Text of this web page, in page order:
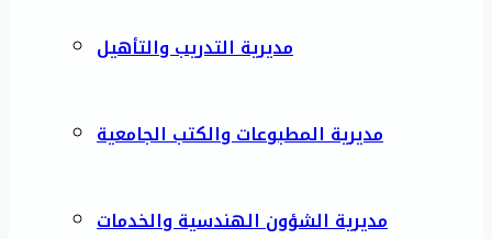
مديرية التدريب والتأهيل
مديرية المطبوعات والكتب الجامعية
مديرية الشؤون الهندسية والخدمات